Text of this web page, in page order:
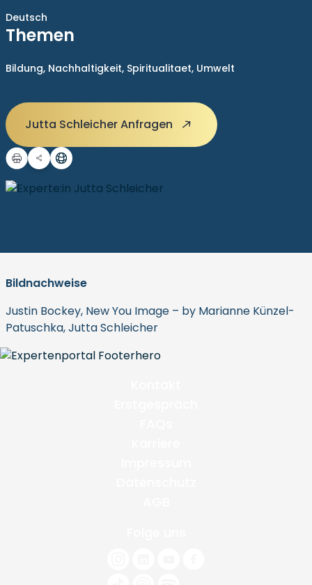
Deutsch
Themen
Bildung, Nachhaltigkeit, Spiritualitaet, Umwelt
Jutta Schleicher Anfragen
Bildnachweise
Justin Bockey, New You Image – by Marianne Künzel-
Patuschka, Jutta Schleicher